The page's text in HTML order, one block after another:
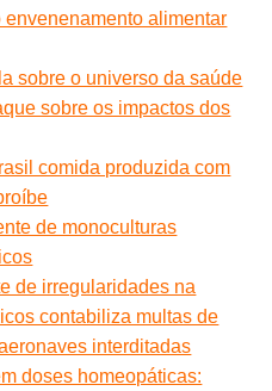
alimentar
sobre o universo da saúde
sobre os impactos dos
comida produzida com
de monoculturas
de irregularidades na
contabiliza multas de
interditadas
doses homeopáticas: